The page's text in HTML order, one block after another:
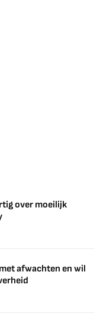
over moeilijk
afwachten en wil